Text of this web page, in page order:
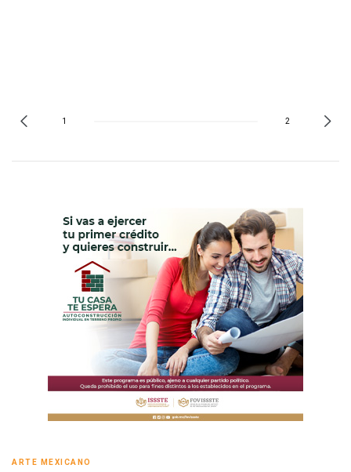
1 2
ARTE MEXICANO